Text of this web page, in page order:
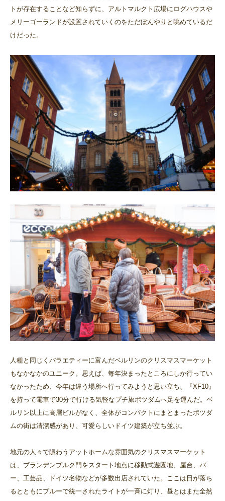
トが存在することなど知らずに、アルトマルクト広場にログハウスや
メリーゴーランドが設置されていくのをただぼんやりと眺めているだ
けだった。
人種と同じくバラエティーに富んだベルリンのクリスマスマーケット
もなかなかのユニーク。思えば、毎年決まったところにしか行ってい
なかったため、今年は違う場所へ行ってみようと思い立ち、『XF10』
を持って電車で30分で行ける気軽なプチ旅ポツダムへ足を運んだ。ベ
ルリン以上に高層ビルがなく、全体がコンパクトにまとまったポツダ
ムの街は清潔感があり、可愛らしいドイツ建築が立ち並ぶ。
地元の人々で賑わうアットホームな雰囲気のクリスマスマーケット
は、ブランデンブルク門をスタート地点に移動式遊園地、屋台、バ
ー、工芸品、ドイツ名物などが多数出店されていた。ここは日が落ち
るとともにブルーで統一されたライトが一斉に灯り、昼とはまた全然